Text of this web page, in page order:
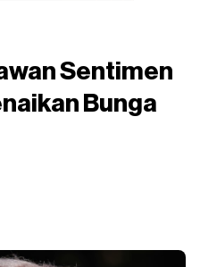
Sentimen
Bunga